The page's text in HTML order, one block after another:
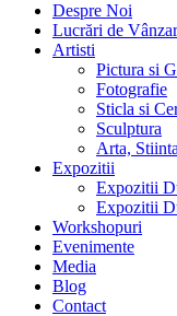
Despre Noi
Lucrări de
Artisti
Pictura si
Fotografie
Sticla si
Sculptura
Arta,
Expozitii
Expozitii
Expozitii
Workshopuri
Evenimente
Media
Blog
Contact